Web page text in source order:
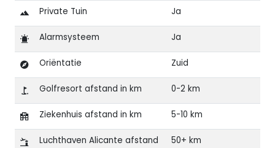
Private Tuin Ja
Alarmsysteem Ja
Oriëntatie Zuid
Golfresort afstand in km 0-2 km
Ziekenhuis afstand in km 5-10 km
Luchthaven Alicante afstand 50+ km